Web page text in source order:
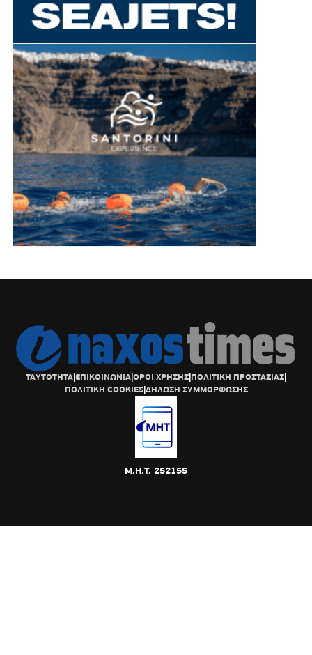
ΤΑΥΤΟΤΗΤΑ|ΕΠΙΚΟΙΝΩΝΙΑ|ΟΡΟΙ ΧΡΗΣΗΣ|ΠΟΛΙΤΙΚΗ ΠΡΟΣΤΑΣΙΑΣ|
ΠΟΛΙΤΙΚΗ COOKIES|ΔΗΛΩΣΗ ΣΥΜΜΟΡΦΩΣΗΣ
Μ.Η.Τ. 252155